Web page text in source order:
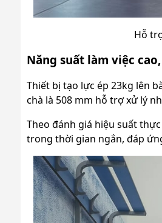
Hỗ
Năng suất làm việc
Thiết bị tạo lực ép 23kg lên
chà là 508 mm hỗ trợ xử lý
Theo đánh giá hiệu suất
trong thời gian ngắn, đáp